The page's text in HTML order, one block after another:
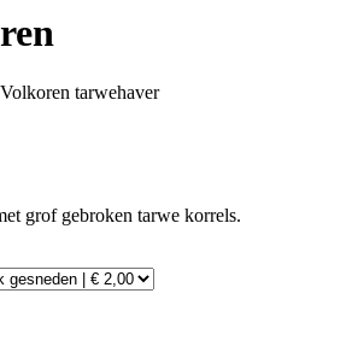
Volkoren tarwehaver
grof gebroken tarwe korrels.